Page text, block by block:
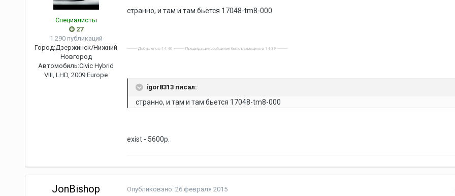
Специалисты
27
1 290 публикаций
Город:Дзержинск/Нижний
Новгород
Автомобиль:Civic Hybrid
VIII, LHD, 2009 Europe
странно, и там и там бьется 17048-tm8-000
---------- Добавлено в 14:40 ---------- Предыдущее сообщение было размещено в 14:39 ----------
igor8313 писал:
странно, и там и там бьется 17048-tm8-000
exist - 5600р.
JonBishop Опубликовано: 26 февраля 2015